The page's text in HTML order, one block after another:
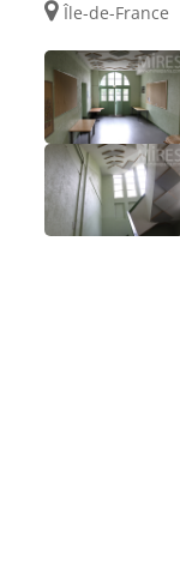
Île-de-France